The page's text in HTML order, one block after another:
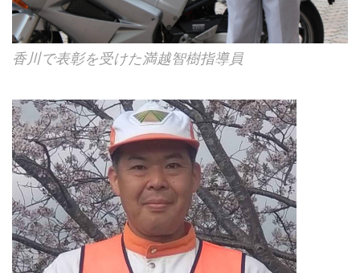
香川で表彰を受けた満越智樹指導員